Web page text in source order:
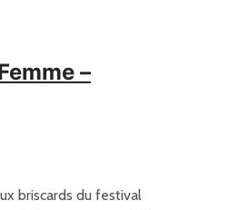
–
briscards du festival